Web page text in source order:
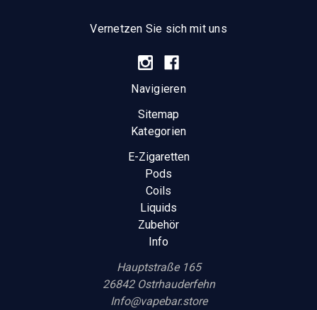
Vernetzen Sie sich mit uns
Navigieren
Sitemap
Kategorien
E-Zigaretten
Pods
Coils
Liquids
Zubehör
Info
Hauptstraße 165
26842 Ostrhauderfehn
Info@vapebar.store